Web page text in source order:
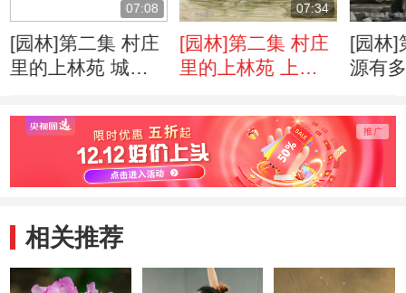
07:08
[园林]第二集 村庄
里的上林苑 城墙
07:34
[园林]第二集 村庄
里的上林苑 上林
[园林]
源有
相关推荐